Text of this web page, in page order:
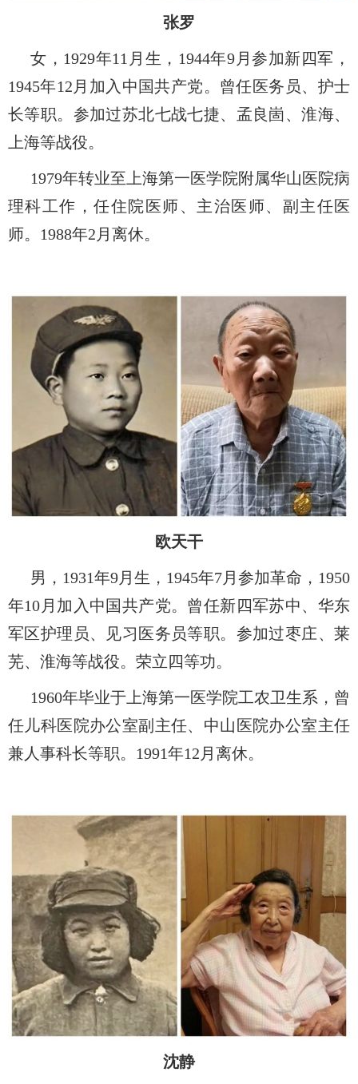
张罗
女， 1929年11 月生， 1944年9月参加新四军，
1945年12 月加入中国共产党。曾任医务员、护士
长等职。参加过苏北七战七捷、孟良崮、淮海、
上海等战役。
1979年转业至上海第一医学院附属华山医院病
理科工作，任住院医师、主治医师、副主任医
师。 1988年2 月离休。
欧天干
男， 1931年9月生， 1945年7月参加革命， 1950
年10 月加入中国共产党。曾任新四军苏中、华东
军区护理员、见习医务员等职。参加过枣庄、莱
芜、淮海等战役。荣立四等功。
1960年毕业于上海第一医学院工农卫生系，曾
任儿科医院办公室副主任、中山医院办公室主任
兼人事科长等职。 1991年12 月离休。
沈静